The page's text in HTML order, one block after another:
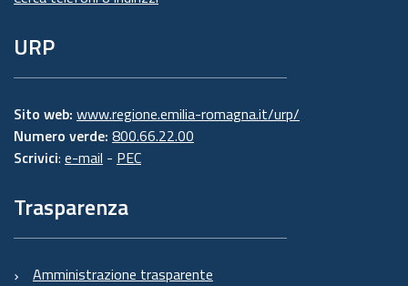
URP
Sito web: www.regione.emilia-romagna.it/urp/
Numero verde: 800.66.22.00
Scrivici: e-mail - PEC
Trasparenza
Amministrazione trasparente